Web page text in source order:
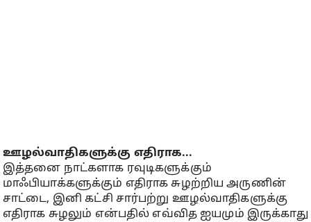
ஊழல்வாதிகளுக்கு எதிராக...
இத்தனை நாட்களாக ரவுடிகளுக்கும்
மாஃபியாக்களுக்கும் எதிராக சுழற்றிய அருணின்
சாட்டை, இனி கட்சி சார்பற்று ஊழல்வாதிகளுக்கு
எதிராக சுழலும் என்பதில் எவ்வித ஐயமும் இருக்காது